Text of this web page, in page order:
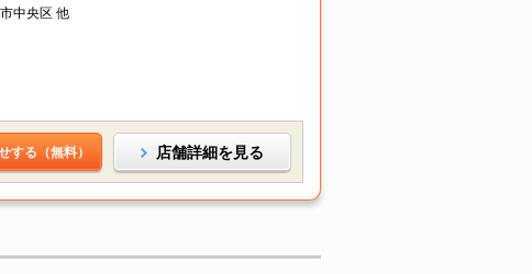
中央区 他
する（無料） 店舗詳細を見る